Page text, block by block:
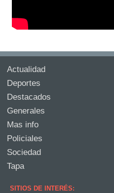
Actualidad
Deportes
Destacados
Generales
Mas info
Policiales
Sociedad
Tapa
SITIOS DE INTERÉS: